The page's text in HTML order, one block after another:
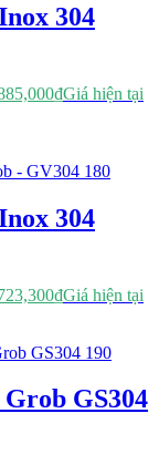
304
₫Giá hiện tại
304
₫Giá hiện tại
GS304